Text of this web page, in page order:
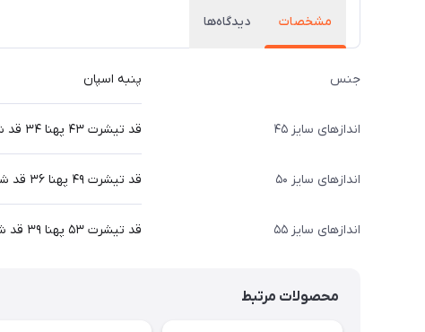
مشخصات دیدگاه‌ها
جنس پنبه اسپان
اندازهای سایز ۴۵ قد تیشرت ۴۳ پهنا ۳۴ قد شلوار 64
اندازهای سایز ۵۰ قد تیشرت ۴۹ پهنا ۳۶ قد شلوار ۷۰
اندازهای سایز ۵۵ قد تیشرت ۵۳ پهنا ۳۹ قد شلوار ۷۷
محصولات مرتبط